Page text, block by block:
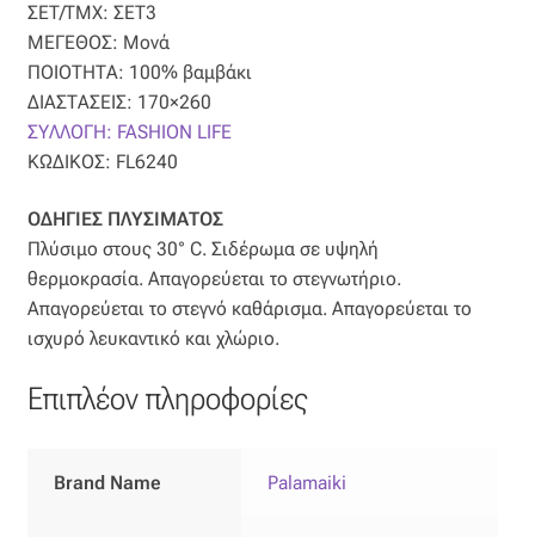
ΣΕΤ/ΤΜΧ: ΣΕΤ3
ΜΕΓΕΘΟΣ: Μονά
ΠΟΙΟΤΗΤΑ: 100% βαμβάκι
ΔΙΑΣΤΑΣΕΙΣ: 170×260
ΣΥΛΛΟΓΗ: FASHION LIFE
ΚΩΔΙΚΟΣ: FL6240
ΟΔΗΓΙΕΣ ΠΛΥΣΙΜΑΤΟΣ
Πλύσιμο στους 30° C. Σιδέρωμα σε υψηλή
θερμοκρασία. Απαγορεύεται το στεγνωτήριο.
Απαγορεύεται το στεγνό καθάρισμα. Απαγορεύεται το
ισχυρό λευκαντικό και χλώριο.
Επιπλέον πληροφορίες
Brand Name Palamaiki